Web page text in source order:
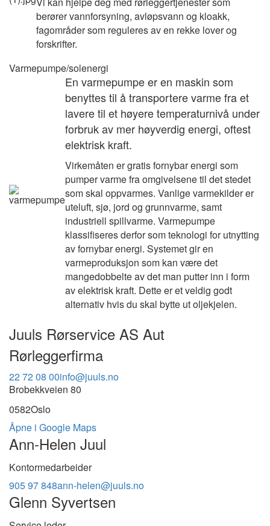
berører vannforsyning, avløpsvann og kloakk,
fagområder som reguleres av en rekke lover og
forskrifter.
Varmepumpe/solenergi
En varmepumpe er en maskin som
benyttes til å transportere varme fra et
lavere til et høyere temperaturnivå under
forbruk av mer høyverdig energi, oftest
elektrisk kraft.
Virkemåten er gratis fornybar energi som
pumper varme fra omgivelsene til det stedet
som skal oppvarmes. Vanlige varmekilder er
uteluft, sjø, jord og grunnvarme, samt
industriell spillvarme. Varmepumpe
klassifiseres derfor som teknologi for utnytting
av fornybar energi. Systemet gir en
varmeproduksjon som kan være det
mangedobbelte av det man putter inn i form
av elektrisk kraft. Dette er et veldig godt
alternativ hvis du skal bytte ut oljekjelen.
Juuls Rørservice AS Aut
Rørleggerfirma
22 72 08 00info@juuls.no
Brobekkveien 80
0582Oslo
Åpne i Google Maps
Ann-Helen Juul
Kontormedarbeider
905 97 848ann-helen@juuls.no
Glenn Syvertsen